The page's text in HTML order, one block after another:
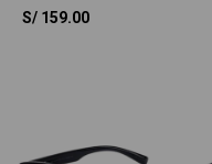
S/ 159.00